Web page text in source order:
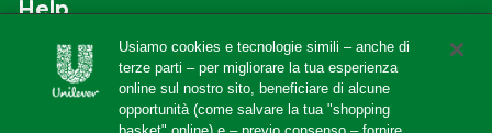
Help
F.A.Q
Localizzatore di negozi
Usiamo cookies e tecnologie simili – anche di
terze parti – per migliorare la tua esperienza
online sul nostro sito, beneficiare di alcune
opportunità (come salvare la tua "shopping